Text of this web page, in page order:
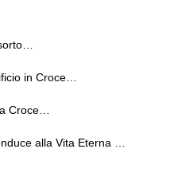
in Croce…
Croce…
alla Vita Eterna …